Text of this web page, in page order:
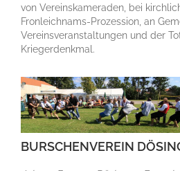
von Vereinskameraden, bei
Fronleichnams-Prozession, an
Vereinsveranstaltungen und der
Kriegerdenkmal.
BURSCHENVEREIN